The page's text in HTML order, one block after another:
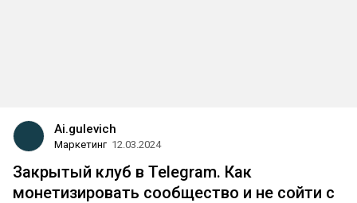
Ai.gulevich
Маркетинг 12.03.2024
Закрытый клуб в Telegram. Как
монетизировать сообщество и не сойти с